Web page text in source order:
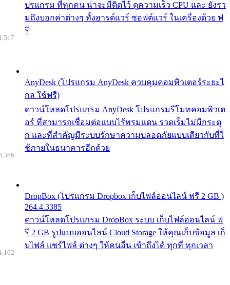
ปรแกรม ที่ทุกคน น่าจะมีติดไว้ ดูความเร็ว CPU และ ยังรว
มถึงบอกค่าต่างๆ ทั้งฮารด์แวร์ ซอฟต์แวร์ ในเครื่องด้วย ฟ
รี
AnyDesk (โปรแกรม AnyDesk ควบคุมคอมพิวเตอร์ระยะไ
กล ใช้ฟรี)
ดาวน์โหลดโปรแกรม AnyDesk โปรแกรมรีโมทคอมพิวเต
อร์ ที่สามารถเชื่อมต่อแบบไร้พรมแดน รวดเร็มไม่มีกระตุ
ก และที่สำคัญมีระบบรักษาความปลอดภัยแบบเดียวกับที่ใ
ช้ภายในธนาคารอีกด้วย
DropBox (โปรแกรม Dropbox เก็บไฟล์ออนไลน์ ฟรี 2 GB )
264.4.3385
ดาวน์โหลดโปรแกรม DropBox ระบบ เก็บไฟล์ออนไลน์ ฟ
รี 2 GB รูปแบบออนไลน์ Cloud Storage ให้คุณเก็บข้อมูล เก็
บไฟล์ แชร์ไฟล์ ต่างๆ ให้คนอื่น เข้าถึงได้ ทุกที่ ทุกเวลา